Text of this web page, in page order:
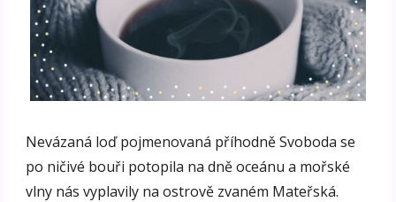
Nevázaná loď pojmenovaná příhodně Svoboda se
po ničivé bouři potopila na dně oceánu a mořské
vlny nás vyplavily na ostrově zvaném Mateřská.